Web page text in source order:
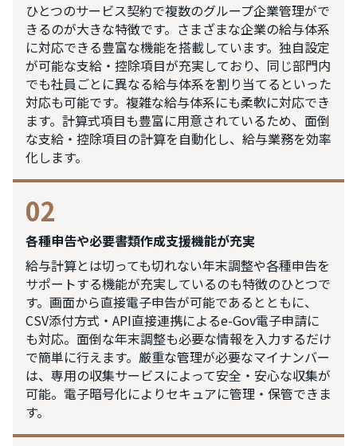
ひとつのサービス契約で複数のグループ企業管理がで
きるのが大きな特徴です。さまざまな企業の給与体系
に対応できる豊富な機能を搭載しています。独自設定
が可能な支給・控除項目が充実しており、同じ部門内
でも社員ごとに異なる給与体系を割り当てるといった
対応も可能です。複雑な給与体系にも柔軟に対応でき
ます。計算式項目も豊富に用意されているため、面倒
な支給・控除項目の計算を自動化し、給与業務を効率
化します。
02
各種申告や必要書類作成支援機能が充実
給与計算とは切っても切れない年末調整や各種申告を
サポートする機能が充実しているのも特徴のひとつで
す。画面から直接電子申告が可能であるとともに、
CSV添付方式・API直接連携によるe-Gov電子申請に
も対応。面倒な年末調整も必要な情報を入力するだけ
で簡単に行えます。厳重な管理が必要なマイナンバー
は、専用の収集サービスによって安全・安心な収集が
可能。電子暗号化によりセキュアに管理・保管できま
す。